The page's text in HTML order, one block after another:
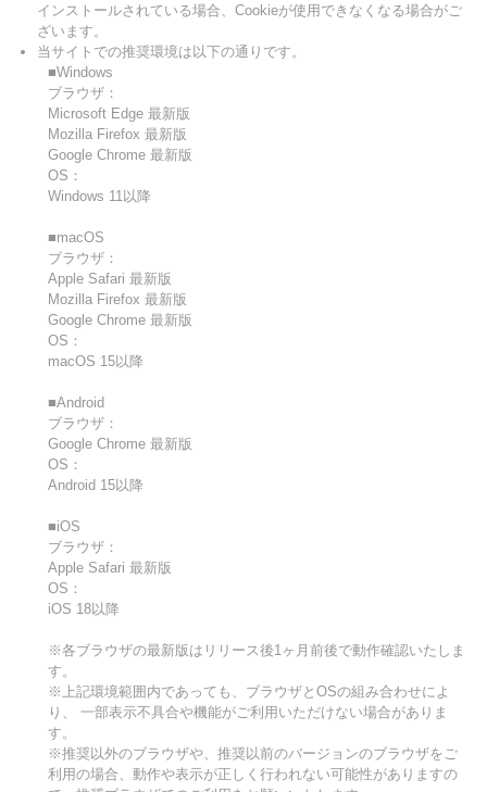
インストールされている場合、Cookieが使用できなくなる場合がご
ざいます。
当サイトでの推奨環境は以下の通りです。
■Windows
ブラウザ：
Microsoft Edge 最新版
Mozilla Firefox 最新版
Google Chrome 最新版
OS：
Windows 11以降
■macOS
ブラウザ：
Apple Safari 最新版
Mozilla Firefox 最新版
Google Chrome 最新版
OS：
macOS 15以降
■Android
ブラウザ：
Google Chrome 最新版
OS：
Android 15以降
■iOS
ブラウザ：
Apple Safari 最新版
OS：
iOS 18以降
※各ブラウザの最新版はリリース後1ヶ月前後で動作確認いたしま
す。
※上記環境範囲内であっても、ブラウザとOSの組み合わせによ
り、 一部表示不具合や機能がご利用いただけない場合がありま
す。
※推奨以外のブラウザや、推奨以前のバージョンのブラウザをご
利用の場合、動作や表示が正しく行われない可能性がありますの